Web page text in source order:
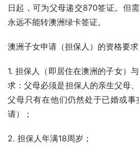
日起，可为父母递交870签证。但
永远不能转澳洲绿卡签证。
澳洲子女申请（担保人）的资格要求
1. 担保人（即居住在澳洲的子女）
求：父母必须是担保人的亲生父母
父母只有在他们仍然处于已婚或事
请）；
2. 担保人年满18周岁；